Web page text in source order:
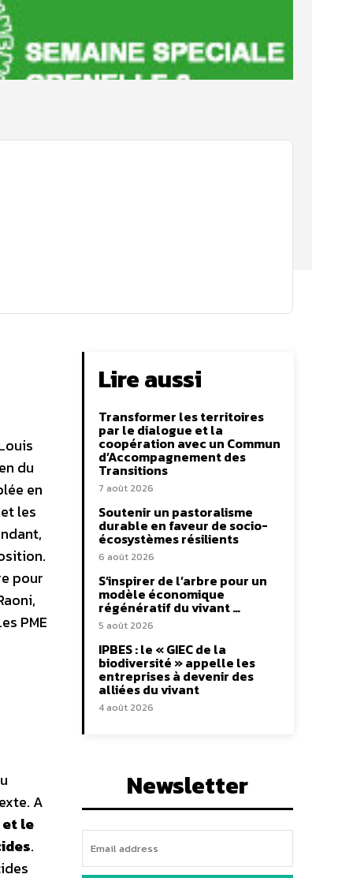
du
en
les
pour
PME
A
et le
.
Lire aussi
Transformer les territoires
par le dialogue et la
coopération avec un Commun
d’Accompagnement des
Transitions
7 août 2026
Soutenir un pastoralisme
durable en faveur de socio-
écosystèmes résilients
6 août 2026
S’inspirer de l’arbre pour un
modèle économique
régénératif du vivant …
5 août 2026
IPBES : le « GIEC de la
biodiversité » appelle les
entreprises à devenir des
alliées du vivant
4 août 2026
Newsletter